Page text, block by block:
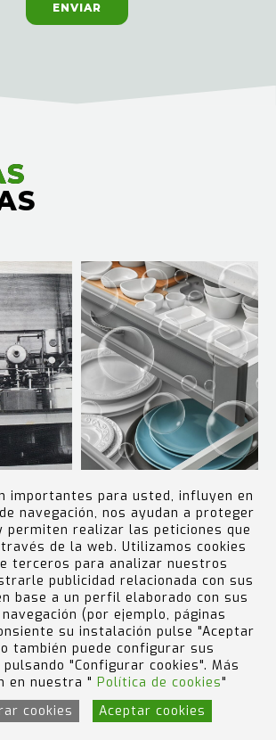
ENVIAR
60 AÑOS
UN
¿QUÉ HACE QUE UN
DETERGENTE LIMPIE
CORRECTAMENTE?
MÁS NOTICIAS
importantes para usted, influyen en
navegación, nos ayudan a proteger
permiten realizar las peticiones que
de la web. Utilizamos cookies
terceros para analizar nuestros
publicidad relacionada con sus
base a un perfil elaborado con sus
(por ejemplo, páginas
su instalación pulse "Aceptar
también puede configurar sus
"Configurar cookies". Más
en nuestra " Política de cookies"
cookies
Aceptar cookies